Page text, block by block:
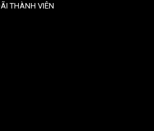
THÀNH VIÊN